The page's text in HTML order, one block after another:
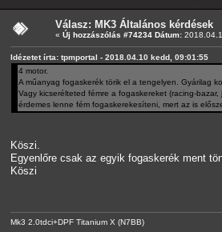
Válasz: MK3 Általános kérdések
« Új hozzászólás #74234 Dátum:
Idézetet írta: tpmportal - 2018.04.10 kedd, 09:01:55
4 motor.
A műanyag fogaskerék törik el a tengelyen. Gyárilag
Vagy kicserélteted fémre a fogaskereket (racing-
érdemes lenne fém fogaskerekesíteni, mert az is
Köszi.
Egyenlőre csak az egyik fogaskerék ment
Köszi
Mk3 2.0tdci+DPF Titanium X (N7BB)